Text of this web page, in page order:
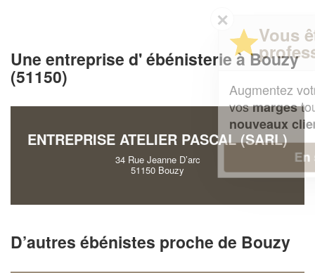
Une entreprise d' ébénisterie à Bouzy
(51150)
ENTREPRISE ATELIER PASCAL (SARL)
34 Rue Jeanne D’arc
51150 Bouzy
D’autres ébénistes proche de Bouzy
professionnel ?
chiffre d'affaireset
vosmargestout en gagnant de
En savoir plus